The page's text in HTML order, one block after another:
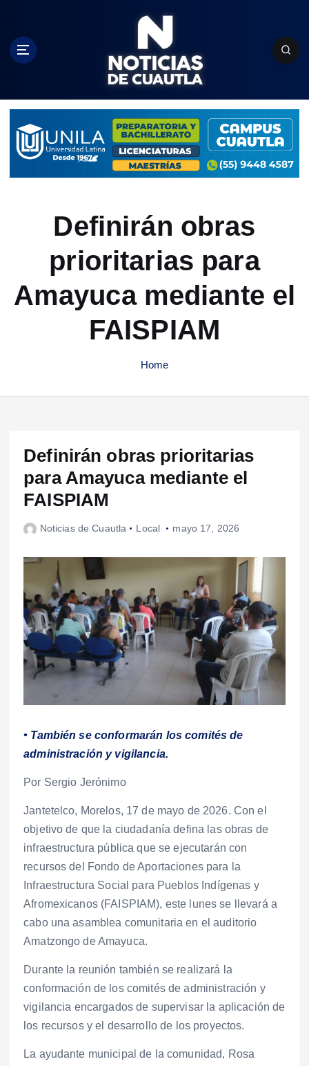
c
Definirán obras
prioritarias para
Amayuca mediante el
FAISPIAM
Home
Definirán obras prioritarias
para Amayuca mediante el
FAISPIAM
Noticias de Cuautla Local mayo 17, 2026
• También se conformarán los comités de
administración y vigilancia.
Por Sergio Jerónimo
Jantetelco, Morelos, 17 de mayo de 2026. Con el
objetivo de que la ciudadanía defina las obras de
infraestructura pública que se ejecutarán con
recursos del Fondo de Aportaciones para la
Infraestructura Social para Pueblos Indígenas y
Afromexicanos (FAISPIAM), este lunes se llevará a
cabo una asamblea comunitaria en el auditorio
Amatzongo de Amayuca.
Durante la reunión también se realizará la
conformación de los comités de administración y
vigilancia encargados de supervisar la aplicación de
los recursos y el desarrollo de los proyectos.
La ayudante municipal de la comunidad, Rosa